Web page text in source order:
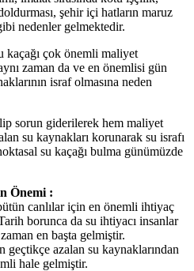
şehir içi hatların maruz
gibi nedenler gelmektedir.
kaçağı çok önemli maliyet
zaman da ve en önemlisi gün
israf olmasına neden
sorun giderilerek hem maliyet
su kaynakları korunarak su israfı
su kaçağı bulma günümüzde
Önemi :
canlılar için en önemli ihtiyaç
borunca da su ihtiyacı insanlar
en başta gelmiştir.
geçtikçe azalan su kaynaklarından
hale gelmiştir.